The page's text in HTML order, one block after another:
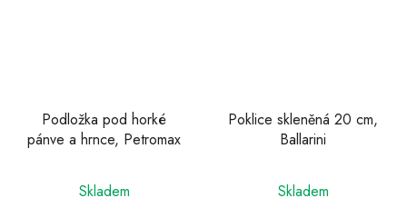
Podložka pod horké
pánve a hrnce, Petromax
Skladem
Poklice skleněná 20 cm,
Ballarini
Skladem